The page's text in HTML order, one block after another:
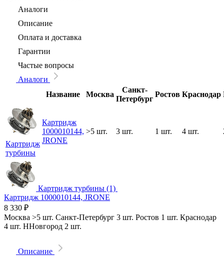
Аналоги
Описание
Оплата и доставка
Гарантии
Частые вопросы
Аналоги
Название
Москва
Санкт-
Петербург
Ростов Краснодар
Картридж
турбины
Картридж
1000010144,
JRONE
>5 шт. 3 шт. 1 шт. 4 шт.
Картридж турбины (1)
Картридж 1000010144, JRONE
8 330 ₽
Москва >5 шт. Санкт-Петербург 3 шт. Ростов 1 шт. Краснодар
4 шт. ННовгород 2 шт.
Описание